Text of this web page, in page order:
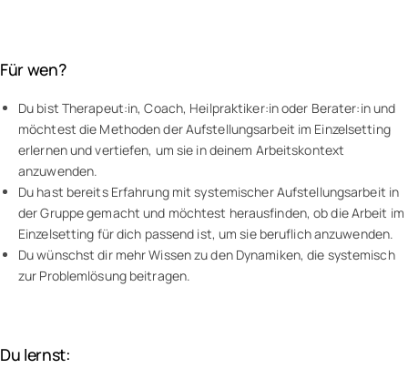
Für wen?
Du bist Therapeut:in, Coach, Heilpraktiker:in oder Berater:in und
möchtest die Methoden der Aufstellungsarbeit im Einzelsetting
erlernen und vertiefen, um sie in deinem Arbeitskontext
anzuwenden.
Du hast bereits Erfahrung mit systemischer Aufstellungsarbeit in
der Gruppe gemacht und möchtest herausfinden, ob die Arbeit im
Einzelsetting für dich passend ist, um sie beruflich anzuwenden.
Du wünschst dir mehr Wissen zu den Dynamiken, die systemisch
zur Problemlösung beitragen.
Du lernst: